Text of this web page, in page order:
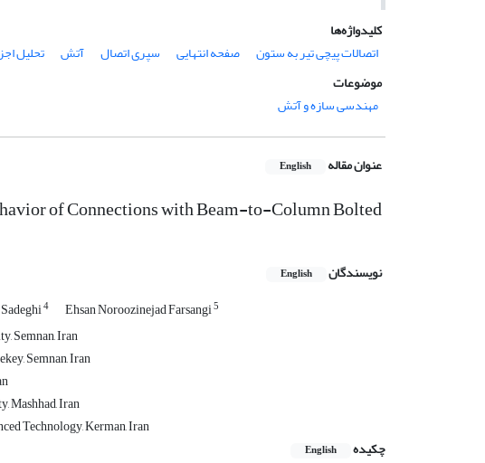
کلیدواژه‌ها
اتصالات پیچی تیر به ستون
صفحه انتهایی سپری اتصال آتش
تحلیل
موضوعات
مهندسی سازه و آتش
عنوان مقاله English
of Connections with Beam-to-Column Bolted
نویسندگان English
4 Ehsan Noroozinejad Farsangi5
Semnan, Iran
Semnan, Iran
Mashhad, Iran
Technology, Kerman, Iran
چکیده
English